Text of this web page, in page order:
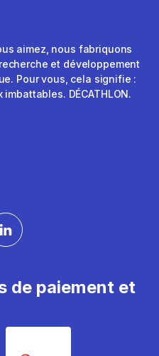
aimez, nous fabriquons
et développement
Pour vous, cela signifie :
DÉCATHLON.
de paiement et